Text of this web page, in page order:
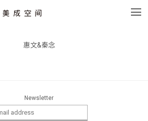
惠文&秦念
Newsletter